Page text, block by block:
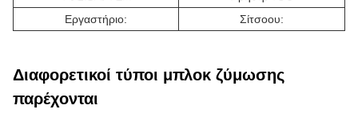
Εργαστήριο:
Σίτσοου:
Διαφορετικοί τύποι μπλοκ ζύμωσης
παρέχονται